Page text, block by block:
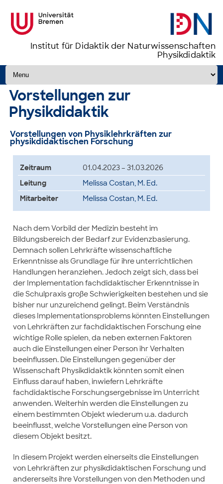
Institut für Didaktik der Naturwissenschaften
Physikdidaktik
Zum Inhalt springen
Vorstellungen zur
Physikdidaktik
Vorstellungen von Physiklehrkräften zur
physikdidaktischen Forschung
Zeitraum
01.04.2023 – 31.03.2026
Leitung
Melissa Costan, M. Ed.
Mitarbeiter
Melissa Costan, M. Ed.
Nach dem Vorbild der Medizin besteht im
Bildungsbereich der Bedarf zur Evidenzbasierung.
Demnach sollen Lehrkräfte wissenschaftliche
Erkenntnisse als Grundlage für ihre unterrichtlichen
Handlungen heranziehen. Jedoch zeigt sich, dass bei
der Implementation fachdidaktischer Erkenntnisse in
die Schulpraxis große Schwierigkeiten bestehen und sie
bisher nur unzureichend gelingt. Beim Verständnis
dieses Implementationsproblems könnten Einstellungen
von Lehrkräften zur fachdidaktischen Forschung eine
wichtige Rolle spielen, da neben externen Faktoren
auch die Einstellungen einer Person ihr Verhalten
beeinflussen. Die Einstellungen gegenüber der
Wissenschaft Physikdidaktik könnten somit einen
Einfluss darauf haben, inwiefern Lehrkräfte
fachdidaktische Forschungsergebnisse im Unterricht
anwenden. Weiterhin werden die Einstellungen zu
einem bestimmten Objekt wiederum u.a. dadurch
beeinflusst, welche Vorstellungen eine Person von
diesem Objekt besitzt.
In diesem Projekt werden einerseits die Einstellungen
von Lehrkräften zur physikdidaktischen Forschung und
andererseits ihre Vorstellungen von den Methoden und